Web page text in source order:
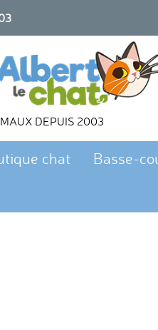
DEPUIS 2003
chat Basse-